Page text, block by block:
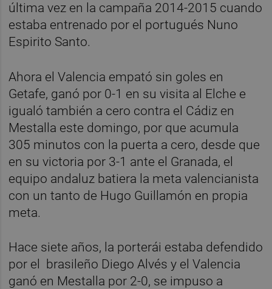
última vez en la campaña 2014-2015 cuando
estaba entrenado por el portugués Nuno
Espirito Santo.
Ahora el Valencia empató sin goles en
Getafe, ganó por 0-1 en su visita al Elche e
igualó también a cero contra el Cádiz en
Mestalla este domingo, por que acumula
305 minutos con la puerta a cero, desde que
en su victoria por 3-1 ante el Granada, el
equipo andaluz batiera la meta valencianista
con un tanto de Hugo Guillamón en propia
meta.
Hace siete años, la porterái estaba defendido
por el brasileño Diego Alvés y el Valencia
ganó en Mestalla por 2-0, se impuso a